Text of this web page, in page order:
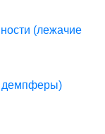
(лежачие
демпферы)